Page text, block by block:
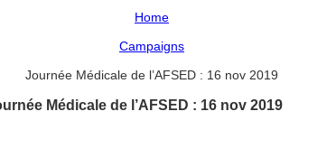
Home
Campaigns
Journée Médicale de l’AFSED : 16 nov 2019
Médicale de l’AFSED : 16 nov 2019